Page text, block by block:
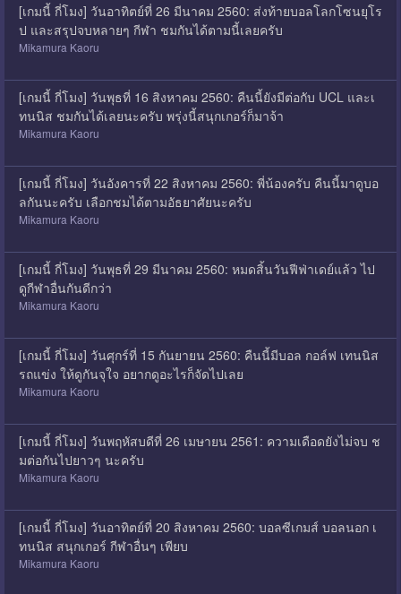
[เกมนี้ กี่โมง] วันอาทิตย์ที่ 26 มีนาคม 2560: ส่งท้ายบอลโลกโซนยุโร
ป และสรุปจบหลายๆ กีฬา ชมกันได้ตามนี้เลยครับ
Mikamura Kaoru
[เกมนี้ กี่โมง] วันพุธที่ 16 สิงหาคม 2560: คืนนี้ยังมีต่อกับ UCL และเ
ทนนิส ชมกันได้เลยนะครับ พรุ่งนี้สนุกเกอร์ก็มาจ้า
Mikamura Kaoru
[เกมนี้ กี่โมง] วันอังคารที่ 22 สิงหาคม 2560: พี่น้องครับ คืนนี้มาดูบอ
ลกันนะครับ เลือกชมได้ตามอัธยาศัยนะครับ
Mikamura Kaoru
[เกมนี้ กี่โมง] วันพุธที่ 29 มีนาคม 2560: หมดสิ้นวันฟีฟ่าเดย์แล้ว ไป
ดูกีฬาอื่นกันดีกว่า
Mikamura Kaoru
[เกมนี้ กี่โมง] วันศุกร์ที่ 15 กันยายน 2560: คืนนี้มีบอล กอล์ฟ เทนนิส
รถแข่ง ให้ดูกันจุใจ อยากดูอะไรก็จัดไปเลย
Mikamura Kaoru
[เกมนี้ กี่โมง] วันพฤหัสบดีที่ 26 เมษายน 2561: ความเดือดยังไม่จบ ช
มต่อกันไปยาวๆ นะครับ
Mikamura Kaoru
[เกมนี้ กี่โมง] วันอาทิตย์ที่ 20 สิงหาคม 2560: บอลซีเกมส์ บอลนอก เ
ทนนิส สนุกเกอร์ กีฬาอื่นๆ เพียบ
Mikamura Kaoru